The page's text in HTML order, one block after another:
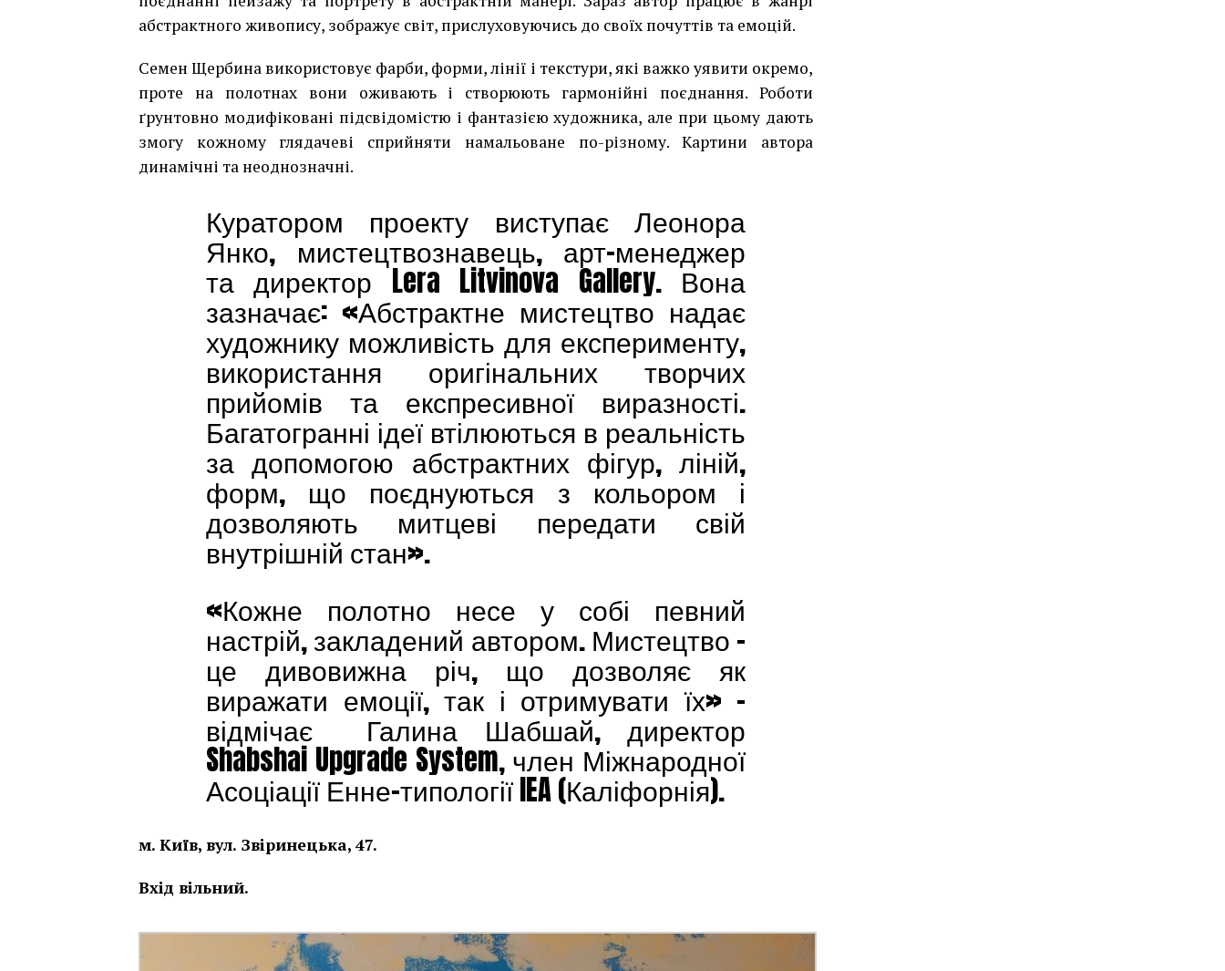
абстрактного живопису, зображує світ, прислуховуючись до своїх почуттів та емоцій.
Семен Щербина використовує фарби, форми, лінії і текстури, які важко уявити окремо,
проте на полотнах вони оживають і створюють гармонійні поєднання. Роботи
ґрунтовно модифіковані підсвідомістю і фантазією художника, але при цьому дають
змогу кожному глядачеві сприйняти намальоване по-різному. Картини автора
динамічні та неоднозначні.
Куратором проекту виступає Леонора
Янко, мистецтвознавець, арт-менеджер
та директор Lera Litvinova Gallery. Вона
зазначає: «Абстрактне мистецтво надає
художнику можливість для експерименту,
використання оригінальних творчих
прийомів та експресивної виразності.
Багатогранні ідеї втілюються в реальність
за допомогою абстрактних фігур, ліній,
форм, що поєднуються з кольором і
дозволяють митцеві передати свій
внутрішній стан».
«Кожне полотно несе у собі певний
настрій, закладений автором. Мистецтво –
це дивовижна річ, що дозволяє як
виражати емоції, так і отримувати їх» –
відмічає Галина Шабшай, директор
Shabshai Upgrade System, член Міжнародної
Асоціації Енне-типології IEA (Каліфорнія).
м. Київ, вул. Звіринецька, 47.
Вхід вільний.